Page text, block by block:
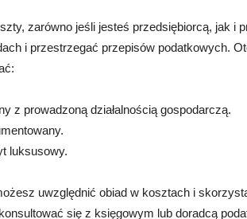
zarówno jeśli jesteś przedsiębiorcą, jak i
i przestrzegać przepisów podatkowych.
z prowadzoną działalnością gospodarczą.
luksusowy.
uwzględnić obiad w kosztach i
się z księgowym lub doradcą